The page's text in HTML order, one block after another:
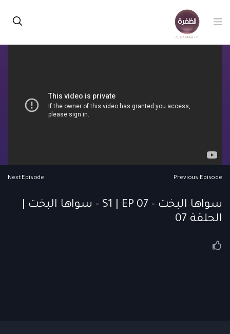
Previous Episode
Next Episode
سواها البخت - S1 | EP 07 - سواها البخت |
الحلقة 07